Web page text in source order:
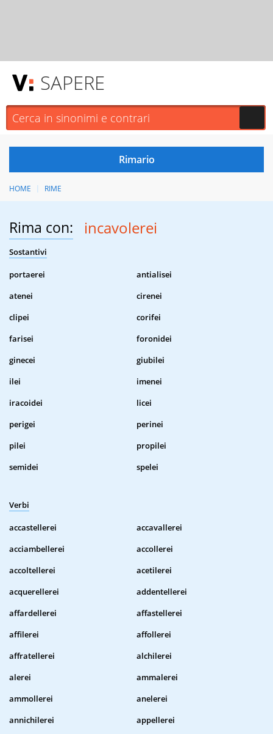
SAPERE
HOME RIME
Rima con: incavolerei
Sostantivi
portaerei
antialisei
atenei
cirenei
clipei
corifei
farisei
foronidei
ginecei
giubilei
ilei
imenei
iracoidei
licei
perigei
perinei
pilei
propilei
semidei
spelei
Verbi
accastellerei
accavallerei
acciambellerei
accollerei
accoltellerei
acetilerei
acquerellerei
addentellerei
affardellerei
affastellerei
affilerei
affollerei
affratellerei
alchilerei
alerei
ammalerei
ammollerei
anelerei
annichilerei
appellerei